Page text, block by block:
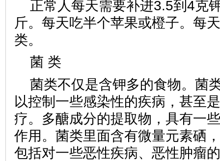
正常人每天需要补进3.5到4克
斤。每天吃半个苹果或橙子。每
类。
菌 类
菌类不仅是含钾多的食物。菌
以控制一些感染性的疾病，甚至
疗。多醣成分的提取物，具有一
作用。菌类里面含有微量元素硒
包括对一些恶性疾病、恶性肿瘤